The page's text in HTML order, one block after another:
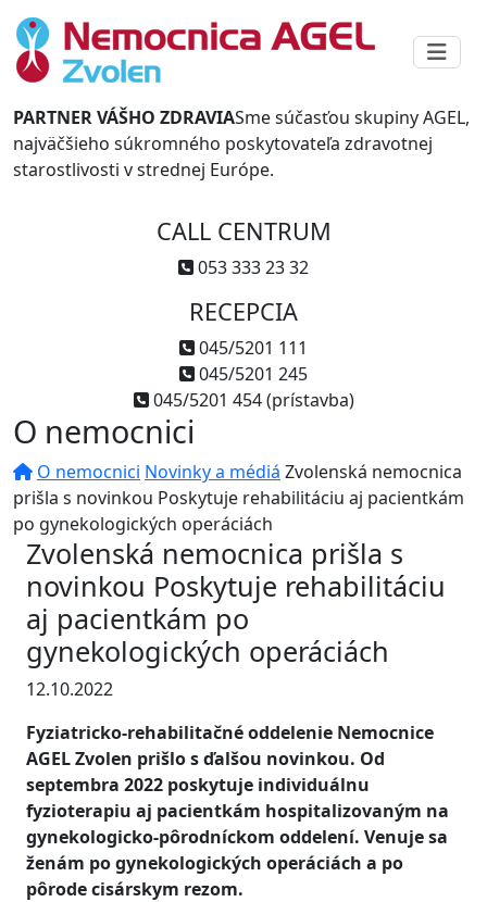
PARTNER VÁŠHO ZDRAVIASme súčasťou skupiny AGEL,
najväčšieho súkromného poskytovateľa zdravotnej
starostlivosti v strednej Európe.
CALL CENTRUM
053 333 23 32
RECEPCIA
045/5201 111
045/5201 245
045/5201 454 (prístavba)
O nemocnici
O nemocnici Novinky a médiá Zvolenská nemocnica
prišla s novinkou Poskytuje rehabilitáciu aj pacientkám
po gynekologických operáciách
Zvolenská nemocnica prišla s
novinkou Poskytuje rehabilitáciu
aj pacientkám po
gynekologických operáciách
12.10.2022
Fyziatricko-rehabilitačné oddelenie Nemocnice
AGEL Zvolen prišlo s ďalšou novinkou. Od
septembra 2022 poskytuje individuálnu
fyzioterapiu aj pacientkám hospitalizovaným na
gynekologicko-pôrodníckom oddelení. Venuje sa
ženám po gynekologických operáciách a po
pôrode cisárskym rezom.